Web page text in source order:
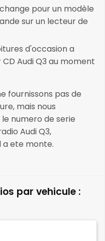
pour un modèle
sur un lecteur de
d'occasion a
Audi Q3 au moment
fournissons pas de
mais nous
numero de serie
Audi Q3,
a ete monte.
par vehicule :